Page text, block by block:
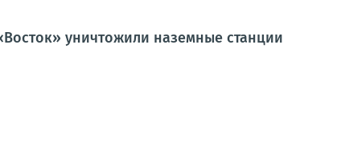
уничтожили наземные станции